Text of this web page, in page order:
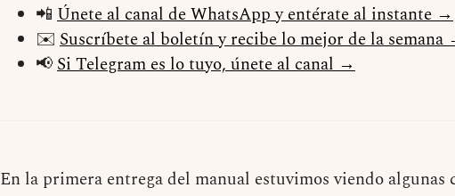
📲 Únete al canal de WhatsApp y entérate al instante →
✉️ Suscríbete al boletín y recibe lo mejor de la
📢Si Telegram es lo tuyo, únete al canal →
En la primera entrega del manual estuvimos viendo